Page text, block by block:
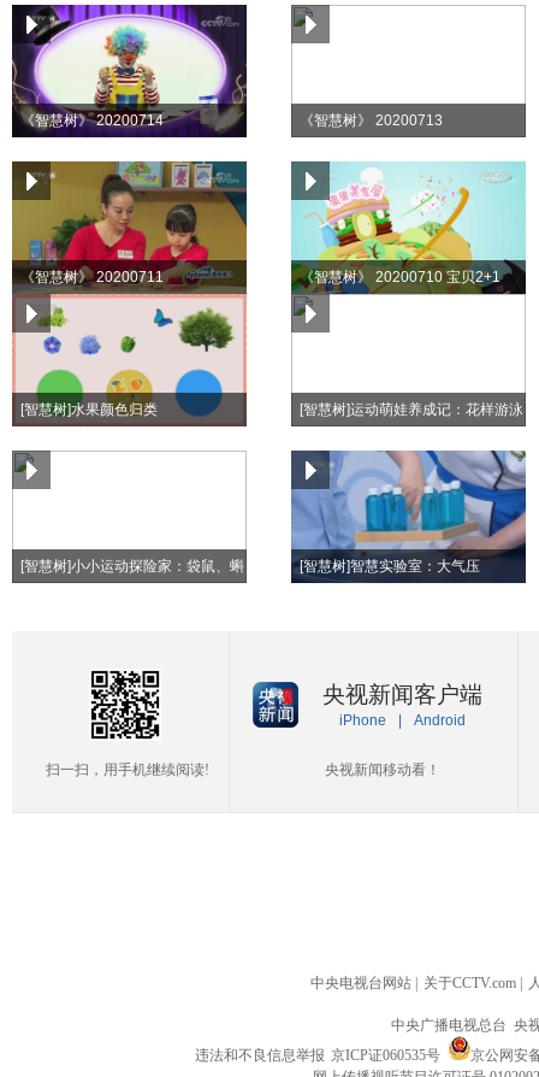
《智慧树》 20200714 《智慧树》 20200713
《智慧树》 20200711 《智慧树》 20200710 宝贝2+1
[智慧树]水果颜色归类 [智慧树]运动萌娃养成记：花样游泳
[智慧树]小小运动探险家：袋鼠、蝌
[智慧树]智慧实验室：大气压
扫一扫，用手机继续阅读!
央视新闻客户端
iPhone Android
央视新闻移动看！
中央电视台网站 关于CCTV.com
中央广播电视总台 央
违法和不良信息举报 京ICP证060535号
京公网安